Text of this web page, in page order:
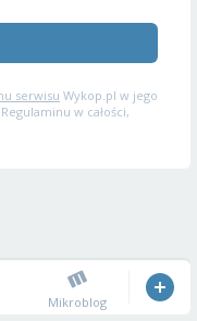
serwisu Wykop.pl w jego
w całości,
Mikroblog